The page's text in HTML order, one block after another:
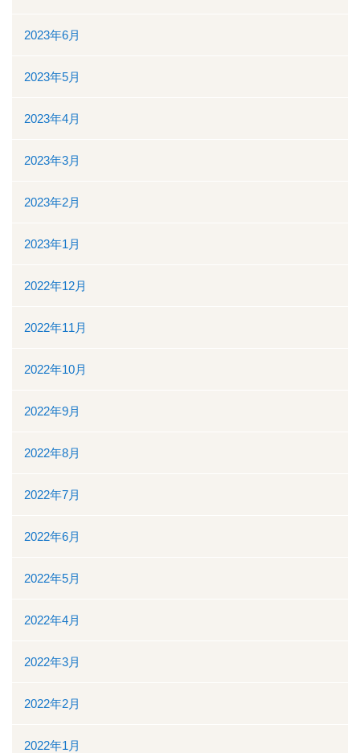
2023年6月
2023年5月
2023年4月
2023年3月
2023年2月
2023年1月
2022年12月
2022年11月
2022年10月
2022年9月
2022年8月
2022年7月
2022年6月
2022年5月
2022年4月
2022年3月
2022年2月
2022年1月